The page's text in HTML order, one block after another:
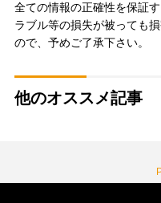
全ての情報の正確性を保証
ラブル等の損失が被っても
ので、予めご了承下さい。
他のオススメ記事